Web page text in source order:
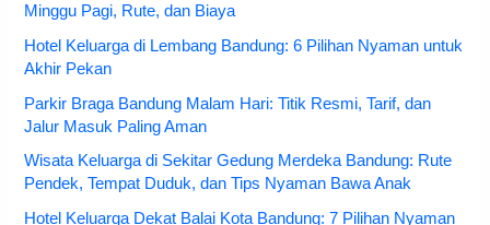
Minggu Pagi, Rute, dan Biaya
Hotel Keluarga di Lembang Bandung: 6 Pilihan Nyaman untuk
Akhir Pekan
Parkir Braga Bandung Malam Hari: Titik Resmi, Tarif, dan
Jalur Masuk Paling Aman
Wisata Keluarga di Sekitar Gedung Merdeka Bandung: Rute
Pendek, Tempat Duduk, dan Tips Nyaman Bawa Anak
Hotel Keluarga Dekat Balai Kota Bandung: 7 Pilihan Nyaman